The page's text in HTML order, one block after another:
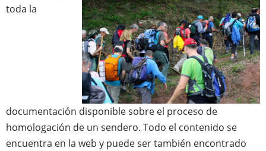
toda la
documentación disponible sobre el proceso de
homologación de un sendero. Todo el contenido se
encuentra en la web y puede ser también encontrado